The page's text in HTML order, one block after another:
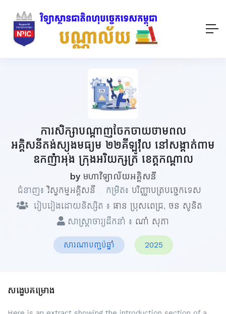
ការសិក្សាបណ្តាញចែកចាយថាមពល
អគ្គិសនីតង់ស្យុងមធ្យម ២២គីឡូវ៉ុល នៅសង្តាត់ពាម
ឧកញ៉ាអុង ក្រុងអរិយក្សត្រ ខេត្តកណ្តាល
by មហាវិទ្យាល័យអគ្គិសនី
ជំនាញ៖វិស្វកម្មអគ្គិសនី កម្រិត៖ បរិញ្ញាបត្របច្ចេកទេស
រៀបរៀងដោយនិស្សិត ៖ ផាន ប្រុសពេជ្រ, ថន សូនិត
សាស្ត្រាចារ្យដឹកនាំ ៖ ណាំ សុភា
សារណាបញ្ចប់ឆ្នាំ 2025
សង្ខេបគម្រោង